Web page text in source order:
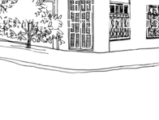
הנוסח המחייב הוא זה
כפי שתהיינה בתוקף